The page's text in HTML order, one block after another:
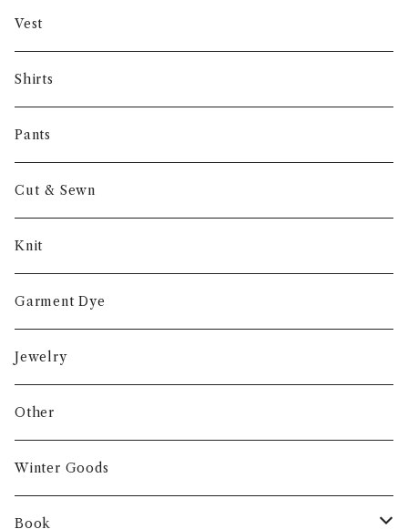
Gambert
NORIEI
Other
Vest
Shirts
Pants
Cut & Sewn
Knit
Garment Dye
Jewelry
Other
Winter Goods
Book